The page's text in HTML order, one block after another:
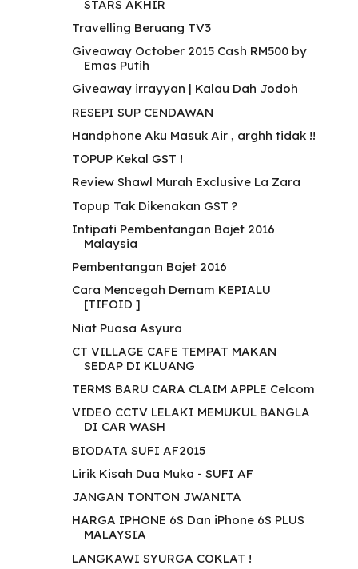
STARS AKHIR
Travelling Beruang TV3
Giveaway October 2015 Cash RM500 by
Emas Putih
Giveaway irrayyan | Kalau Dah Jodoh
RESEPI SUP CENDAWAN
Handphone Aku Masuk Air , arghh tidak !!
TOPUP Kekal GST !
Review Shawl Murah Exclusive La Zara
Topup Tak Dikenakan GST ?
Intipati Pembentangan Bajet 2016
Malaysia
Pembentangan Bajet 2016
Cara Mencegah Demam KEPIALU
[TIFOID ]
Niat Puasa Asyura
CT VILLAGE CAFE TEMPAT MAKAN
SEDAP DI KLUANG
TERMS BARU CARA CLAIM APPLE Celcom
VIDEO CCTV LELAKI MEMUKUL BANGLA
DI CAR WASH
BIODATA SUFI AF2015
Lirik Kisah Dua Muka - SUFI AF
JANGAN TONTON JWANITA
HARGA IPHONE 6S Dan iPhone 6S PLUS
MALAYSIA
LANGKAWI SYURGA COKLAT !